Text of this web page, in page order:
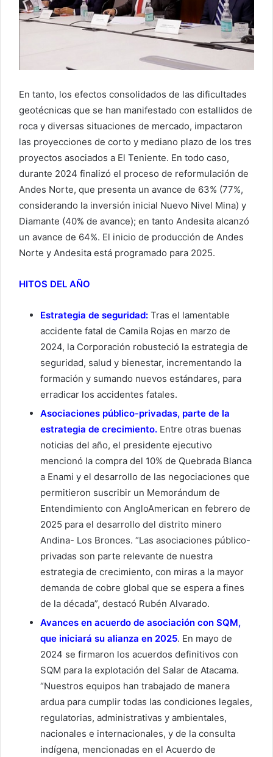
En tanto, los efectos consolidados de las dificultades
geotécnicas que se han manifestado con estallidos de
roca y diversas situaciones de mercado, impactaron
las proyecciones de corto y mediano plazo de los tres
proyectos asociados a El Teniente. En todo caso,
durante 2024 finalizó el proceso de reformulación de
Andes Norte, que presenta un avance de 63% (77%,
considerando la inversión inicial Nuevo Nivel Mina) y
Diamante (40% de avance); en tanto Andesita alcanzó
un avance de 64%. El inicio de producción de Andes
Norte y Andesita está programado para 2025.
HITOS DEL AÑO
Estrategia de seguridad: Tras el lamentable
accidente fatal de Camila Rojas en marzo de
2024, la Corporación robusteció la estrategia de
seguridad, salud y bienestar, incrementando la
formación y sumando nuevos estándares, para
erradicar los accidentes fatales.
Asociaciones público-privadas, parte de la
estrategia de crecimiento. Entre otras buenas
noticias del año, el presidente ejecutivo
mencionó la compra del 10% de Quebrada Blanca
a Enami y el desarrollo de las negociaciones que
permitieron suscribir un Memorándum de
Entendimiento con AngloAmerican en febrero de
2025 para el desarrollo del distrito minero
Andina- Los Bronces. “Las asociaciones público-
privadas son parte relevante de nuestra
estrategia de crecimiento, con miras a la mayor
demanda de cobre global que se espera a fines
de la década”, destacó Rubén Alvarado.
Avances en acuerdo de asociación con SQM,
que iniciará su alianza en 2025. En mayo de
2024 se firmaron los acuerdos definitivos con
SQM para la explotación del Salar de Atacama.
“Nuestros equipos han trabajado de manera
ardua para cumplir todas las condiciones legales,
regulatorias, administrativas y ambientales,
nacionales e internacionales, y de la consulta
indígena, mencionadas en el Acuerdo de